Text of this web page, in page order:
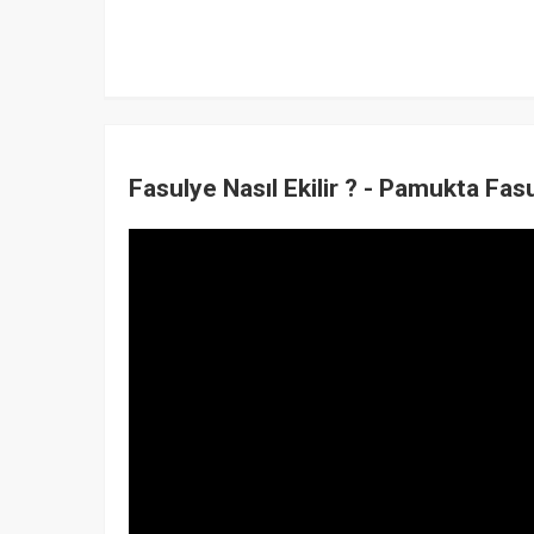
Fasulye Nasıl Ekilir ? - Pamukta